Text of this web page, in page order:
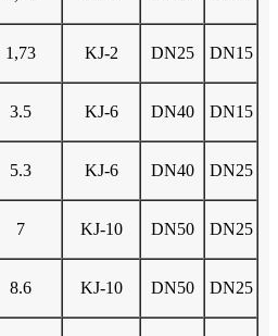
1,73 KJ-2 DN25 DN15
3.5 KJ-6 DN40 DN15
5.3 KJ-6 DN40 DN25
7 KJ-10 DN50 DN25
8.6 KJ-10 DN50 DN25